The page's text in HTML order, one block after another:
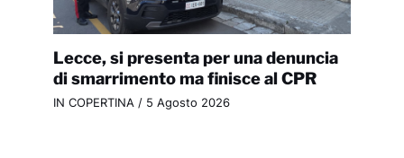
Lecce, si presenta per una denuncia
di smarrimento ma finisce al CPR
IN COPERTINA / 5 Agosto 2026